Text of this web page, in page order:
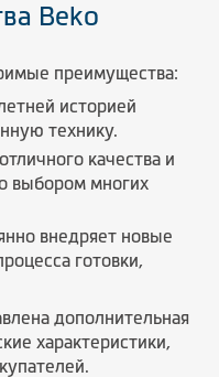
Beko
преимущества:
историей
технику.
качества и
выбором многих
внедряет новые
готовки,
дополнительная
характеристики,